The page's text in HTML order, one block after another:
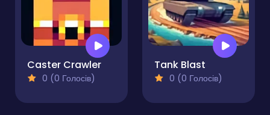
Caster Crawler
0 (0 Голосів)
Tank Blast
0 (0 Голосів)